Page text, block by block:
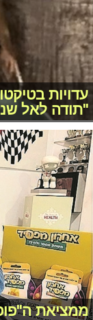
עדויות
"תודה לאל
ממציאת